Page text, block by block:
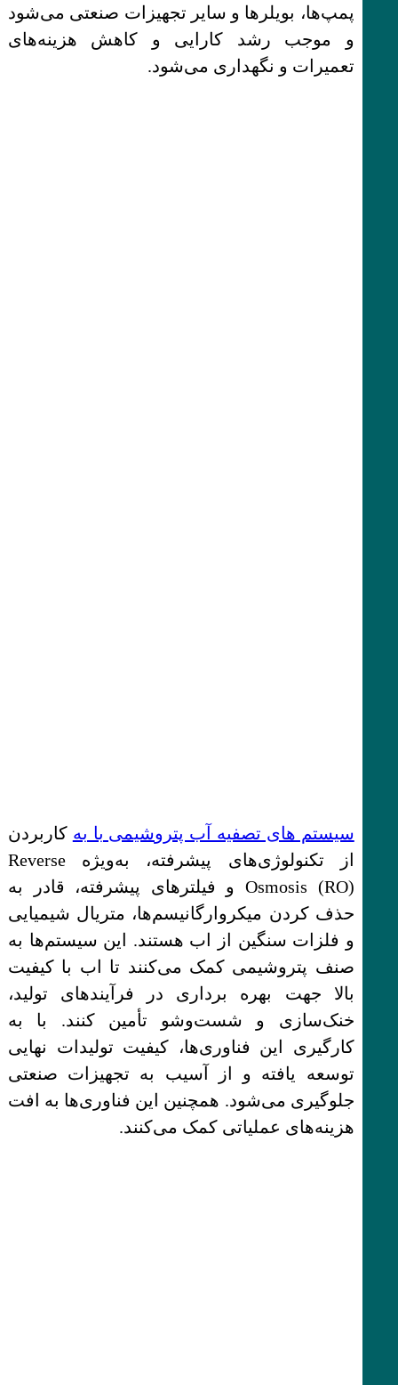
پمپ‌ها، بویلرها و سایر تجهیزات صنعتی می‌شود
و موجب رشد کارایی و کاهش هزینه‌های
تعمیرات و نگهداری می‌شود.
سیستم های تصفیه آب پتروشیمی با به کاربردن
از تکنولوژی‌های پیشرفته، به‌ویژه Reverse
Osmosis (RO) و فیلترهای پیشرفته، قادر به
حذف کردن میکروارگانیسم‌ها، متریال شیمیایی
و فلزات سنگین از اب هستند. این سیستم‌ها به
صنف پتروشیمی کمک می‌کنند تا اب با کیفیت
بالا جهت بهره برداری در فرآیندهای تولید،
خنک‌سازی و شست‌وشو تأمین کنند. با به
کارگیری این فناوری‌ها، کیفیت تولیدات نهایی
توسعه یافته و از آسیب به تجهیزات صنعتی
جلوگیری می‌شود. همچنین این فناوری‌ها به افت
هزینه‌های عملیاتی کمک می‌کنند.